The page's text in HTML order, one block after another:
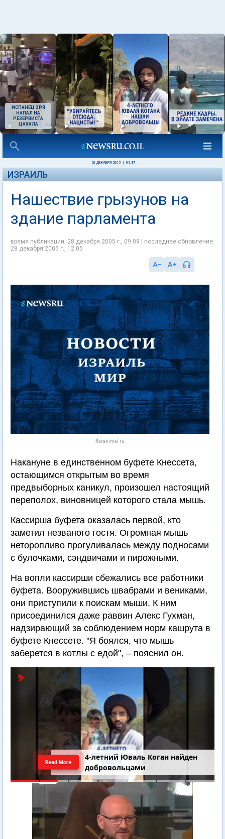
ИСПАНЕЦ ЗРЯ
НАПАЛ НА
РЕЗЕРВИСТА
ЦАХАЛА
28 ДЕКАБРЯ 2005 05:37
ИЗРАИЛЬ
Нашествие грызунов на
здание парламента
время публикации: 28 декабря 2005 г., 09:09 | последнее обновление:
28 декабря 2005 г., 12:05
floranimal.ru
Накануне в единственном буфете Кнессета,
остающимся открытым во время
предвыборных каникул, произошел настоящий
переполох, виновницей которого стала мышь.
Кассирша буфета оказалась первой, кто
заметил незваного гостя. Огромная мышь
неторопливо прогуливалась между подносами
с булочками, сэндвичами и пирожными.
На вопли кассирши сбежались все работники
буфета. Вооружившись швабрами и вениками,
они приступили к поискам мыши. К ним
присоединился даже раввин Алекс Гухман,
надзирающий за соблюдением норм кашрута в
буфете Кнессете. "Я боялся, что мышь
заберется в котлы с едой", – пояснил он.
4-летний Юваль Коган найден
добровольцами
Read More